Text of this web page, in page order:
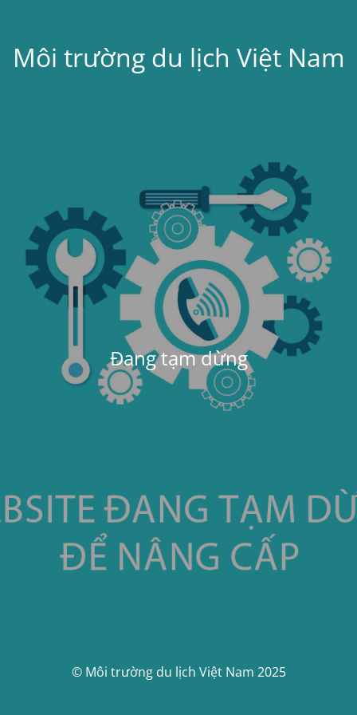
Môi trường du lịch Việt Nam
Đang tạm dừng
© Môi trường du lịch Việt Nam 2025